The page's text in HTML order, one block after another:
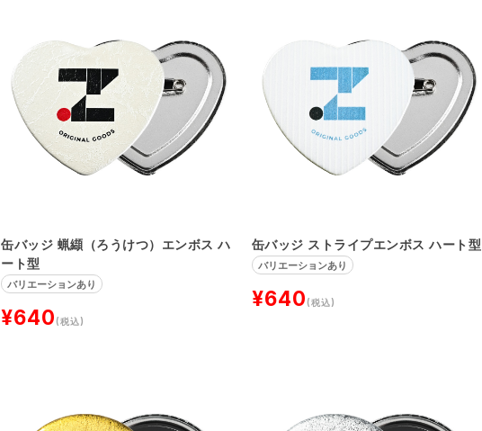
缶バッジ 蝋纈（ろうけつ）エンボス ハ
ート型
バリエーションあり
¥640(税込)
缶バッジ ストライプエンボス ハート型
バリエーションあり
¥640(税込)